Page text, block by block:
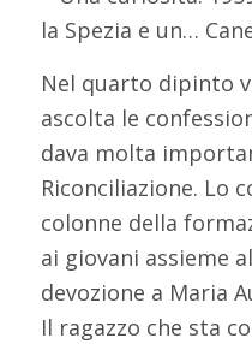
la Spezia e un…
Nel quarto dipinto
ascolta le
dava molta
Riconciliazione. Lo
colonne della
ai giovani assieme
devozione a Maria
Il ragazzo che sta